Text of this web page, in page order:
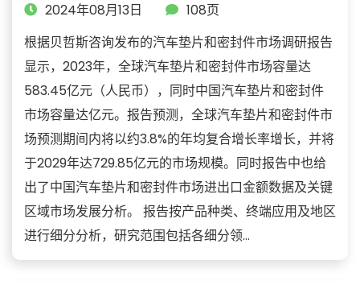
2024年08月13日
108页
根据贝哲斯咨询发布的汽车垫片和密封件市场调研报告
显示，2023年，全球汽车垫片和密封件市场容量达
583.45亿元（人民币），同时中国汽车垫片和密封件
市场容量达亿元。报告预测，全球汽车垫片和密封件市
场预测期间内将以约3.8%的年均复合增长率增长，并将
于2029年达729.85亿元的市场规模。同时报告中也给
出了中国汽车垫片和密封件市场进出口金额数据及关键
区域市场发展分析。 报告按产品种类、终端应用及地区
进行细分分析，研究范围包括各细分领...